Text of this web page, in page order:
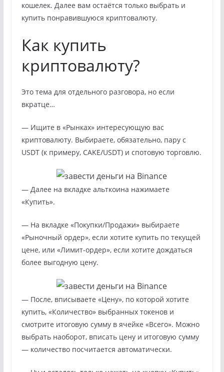
кошелек. Далее вам остаётся только выбрать и
купить понравившуюся криптовалюту.
Как купить
криптовалюту?
Это тема для отдельного разговора, но если
вкратце…
— Ищите в «Рынках» интересующую вас
криптовалюту. Выбираете, обязательно, пару с
USDT (к примеру, CAKE/USDT) и спотовую торговлю.
— Далее на вкладке альткоина нажимаете
«Купить».
— На вкладке «Покупки/Продажи» выбираете
«Рыночный ордер», если хотите купить по текущей
цене, или «Лимит-ордер», если хотите дождаться
более выгодную цену.
— После, вписываете «Цену», по которой хотите
купить, «Количество» выбранных токенов и
смотрите итоговую сумму в ячейке «Всего». Можно
выбрать наоборот, вписать цену и итоговую сумму
— количество посчитается автоматически.